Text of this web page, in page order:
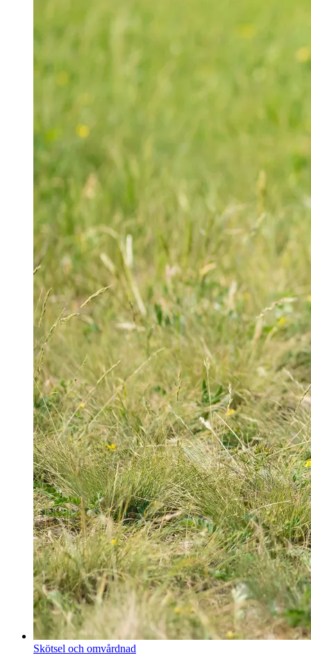
Skötsel och omvårdnad